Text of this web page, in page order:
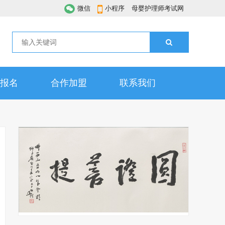
微信 小程序 母婴护理师考试网
名 合作加盟 联系我们